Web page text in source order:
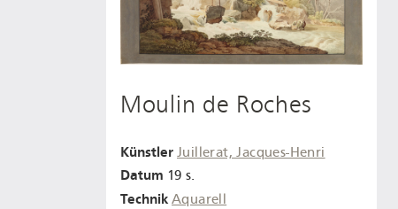
Moulin de Roches
Künstler Juillerat, Jacques-Henri
Datum 19 s.
Technik Aquarell